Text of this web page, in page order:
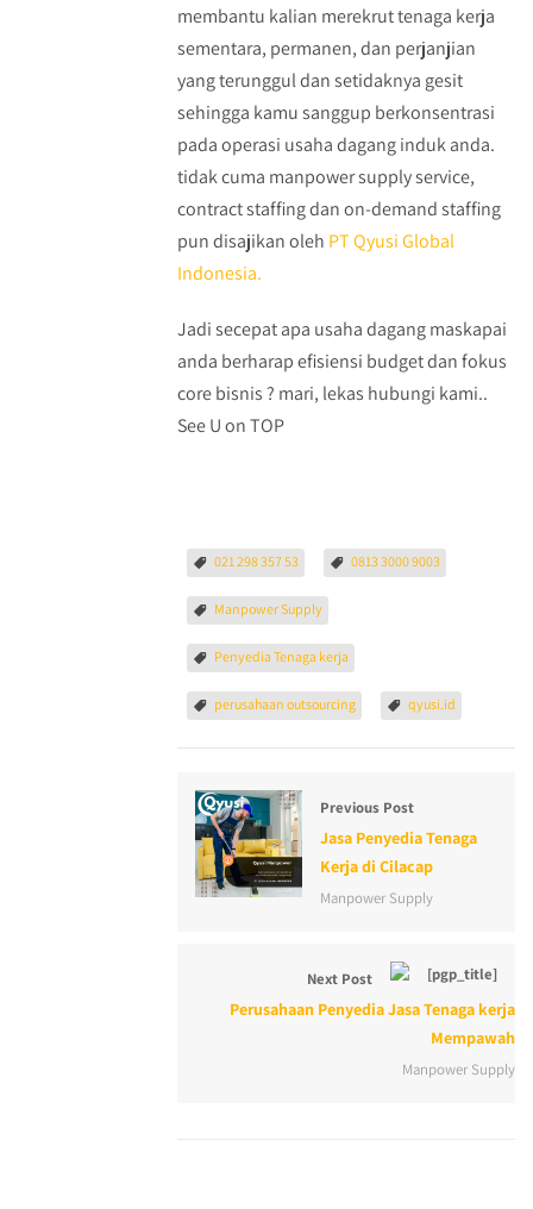
membantu kalian merekrut tenaga kerja
sementara, permanen, dan perjanjian
yang terunggul dan setidaknya gesit
sehingga kamu sanggup berkonsentrasi
pada operasi usaha dagang induk anda.
tidak cuma manpower supply service,
contract staffing dan on-demand staffing
pun disajikan oleh PT Qyusi Global
Indonesia.
Jadi secepat apa usaha dagang maskapai
anda berharap efisiensi budget dan fokus
core bisnis ? mari, lekas hubungi kami..
See U on TOP
021 298 357 53 0813 3000 9003
Manpower Supply
Penyedia Tenaga kerja
perusahaan outsourcing qyusi.id
Previous Post
Jasa Penyedia Tenaga
Kerja di Cilacap
Manpower Supply
Next Post
Perusahaan Penyedia Jasa Tenaga kerja
Mempawah
Manpower Supply